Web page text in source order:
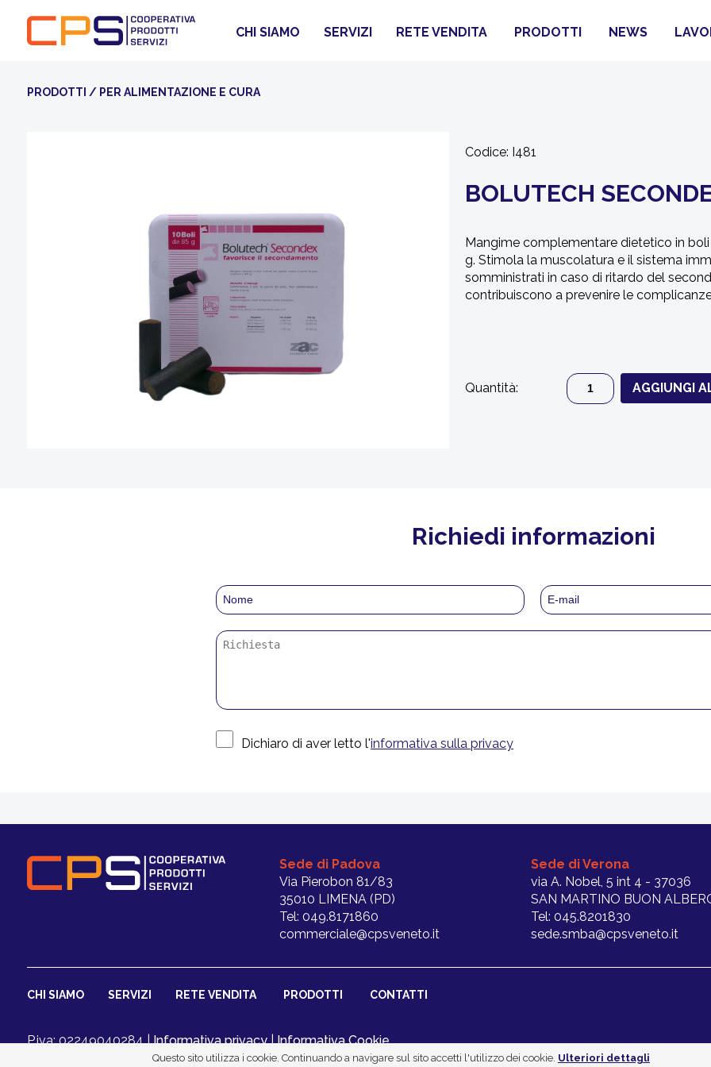
Questo sito utilizza i cookie. Continuando a navigare sul sito accetti l'utilizzo dei cookie. Ulteriori dettagli
CHI SIAMO SERVIZI RETE VENDITA PRODOTTI NEWS
PRODOTTI / PER ALIMENTAZIONE E CURA
Codice: I481
BOLUTECH
Mangime complementare dietetico in
g. Stimola la muscolatura e il sistema
somministrati in caso di ritardo del
contribuiscono a prevenire le
Quantità: AGGIUNGI
Richiedi informazioni
Dichiaro di aver letto l'informativa sulla privacy
Sede di Padova
Via Pierobon 81/83
35010 LIMENA (PD)
Tel: 049.8171860
commerciale@cpsveneto.it
Sede di Verona
via A. Nobel, 5 int 4 - 37036
SAN MARTINO BUON
Tel: 045.8201830
sede.smba@cpsveneto.it
CHI SIAMO SERVIZI RETE VENDITA PRODOTTI CONTATTI
P.iva: 02249040284 |Informativa privacy|Informativa Cookie